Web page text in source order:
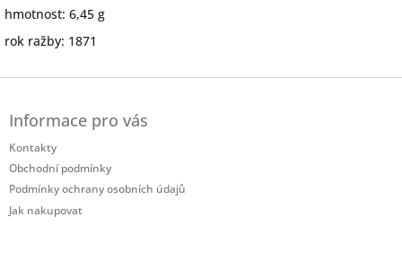
hmotnost: 6,45 g
rok ražby: 1871
Z
Informace pro vás
Kontakty
Obchodní podmínky
Podmínky ochrany osobních údajů
Jak nakupovat